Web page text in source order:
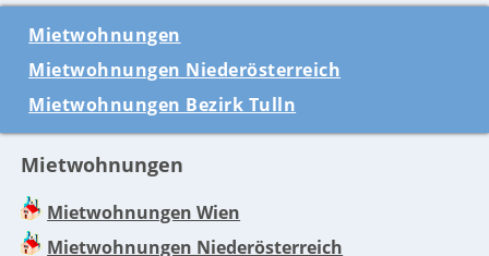
Mietwohnungen
Mietwohnungen Niederösterreich
Mietwohnungen Bezirk Tulln
Mietwohnungen
Mietwohnungen Wien
Mietwohnungen Niederösterreich